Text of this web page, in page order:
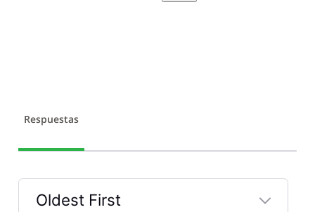
Respuestas
Oldest First